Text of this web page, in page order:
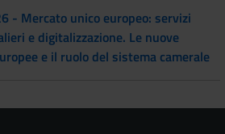
- Mercato unico europeo: servizi
e digitalizzazione. Le nuove
e il ruolo del sistema camerale